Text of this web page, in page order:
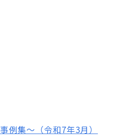
集～（令和7年3月）